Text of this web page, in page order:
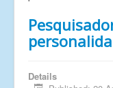
Details